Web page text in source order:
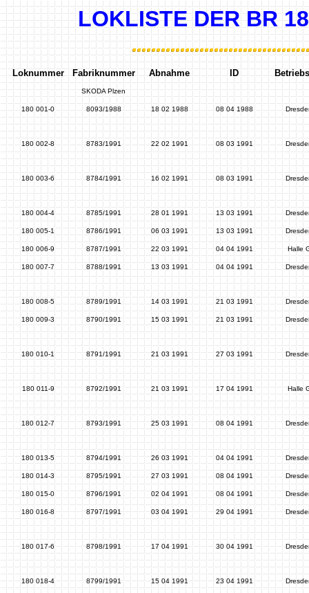
LOKLISTE DER BR
Loknummer Fabriknummer Abnahme ID
SKODA Plzen
180 001-0 8093/1988 18 02 1988 08 04 1988
180 002-8 8783/1991 22 02 1991 08 03 1991
180 003-6 8784/1991 16 02 1991 08 03 1991
180 004-4 8785/1991 28 01 1991 13 03 1991
180 005-1 8786/1991 06 03 1991 13 03 1991
180 006-9 8787/1991 22 03 1991 04 04 1991 Halle
180 007-7 8788/1991 13 03 1991 04 04 1991
180 008-5 8789/1991 14 03 1991 21 03 1991
180 009-3 8790/1991 15 03 1991 21 03 1991
180 010-1 8791/1991 21 03 1991 27 03 1991
180 011-9 8792/1991 21 03 1991 17 04 1991 Halle
180 012-7 8793/1991 25 03 1991 08 04 1991
180 013-5 8794/1991 26 03 1991 04 04 1991
180 014-3 8795/1991 27 03 1991 08 04 1991
180 015-0 8796/1991 02 04 1991 08 04 1991
180 016-8 8797/1991 03 04 1991 29 04 1991
180 017-6 8798/1991 17 04 1991 30 04 1991
180 018-4 8799/1991 15 04 1991 23 04 1991